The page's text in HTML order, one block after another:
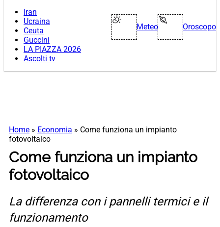
Iran
Ucraina
Ceuta
Guccini
LA PIAZZA 2026
Ascolti tv
Meteo Oroscopo
Home » Economia » Come funziona un impianto
fotovoltaico
Come funziona un impianto
fotovoltaico
La differenza con i pannelli termici e il
funzionamento